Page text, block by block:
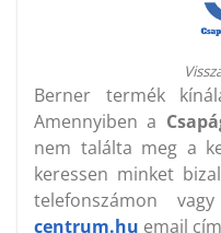
Berner termék
Amennyiben a
nem találta meg a
keressen minket
telefonszámon
centrum.hu email